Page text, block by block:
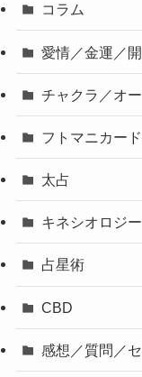
コラム
愛情／金運／
チャクラ／オ
フトマニカード
太占
キネシオロジー
占星術
CBD
感想／質問／